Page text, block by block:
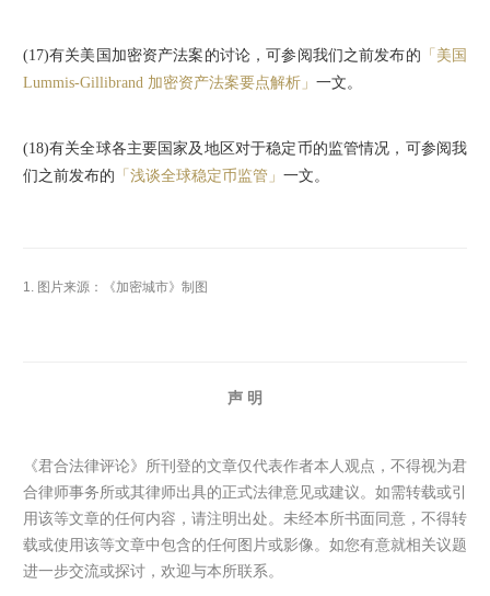
(17)有关美国加密资产法案的讨论，可参阅我们之前发布的 「美国
Lummis-Gillibrand 加密资产法案要点解析」 一文。
(18)有关全球各主要国家及地区对于稳定币的监管情况，可参阅我
们之前发布的 「浅谈全球稳定币监管」 一文。
1. 图片来源：《加密城市》制图
声 明
《君合法律评论》所刊登的文章仅代表作者本人观点，不得视为君
合律师事务所或其律师出具的正式法律意见或建议。如需转载或引
用该等文章的任何内容，请注明出处。未经本所书面同意，不得转
载或使用该等文章中包含的任何图片或影像。如您有意就相关议题
进一步交流或探讨，欢迎与本所联系。